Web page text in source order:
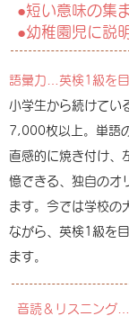
​●短い意味の集
​●幼稚園児に説
語彙力…英検1級を
小学生から続けてい
7,000枚以上。単語
直感的に焼き付け、
憶できる、独自のオ
ます。 今では学校の
ながら、英検1級を
ます。
音読＆リスニング